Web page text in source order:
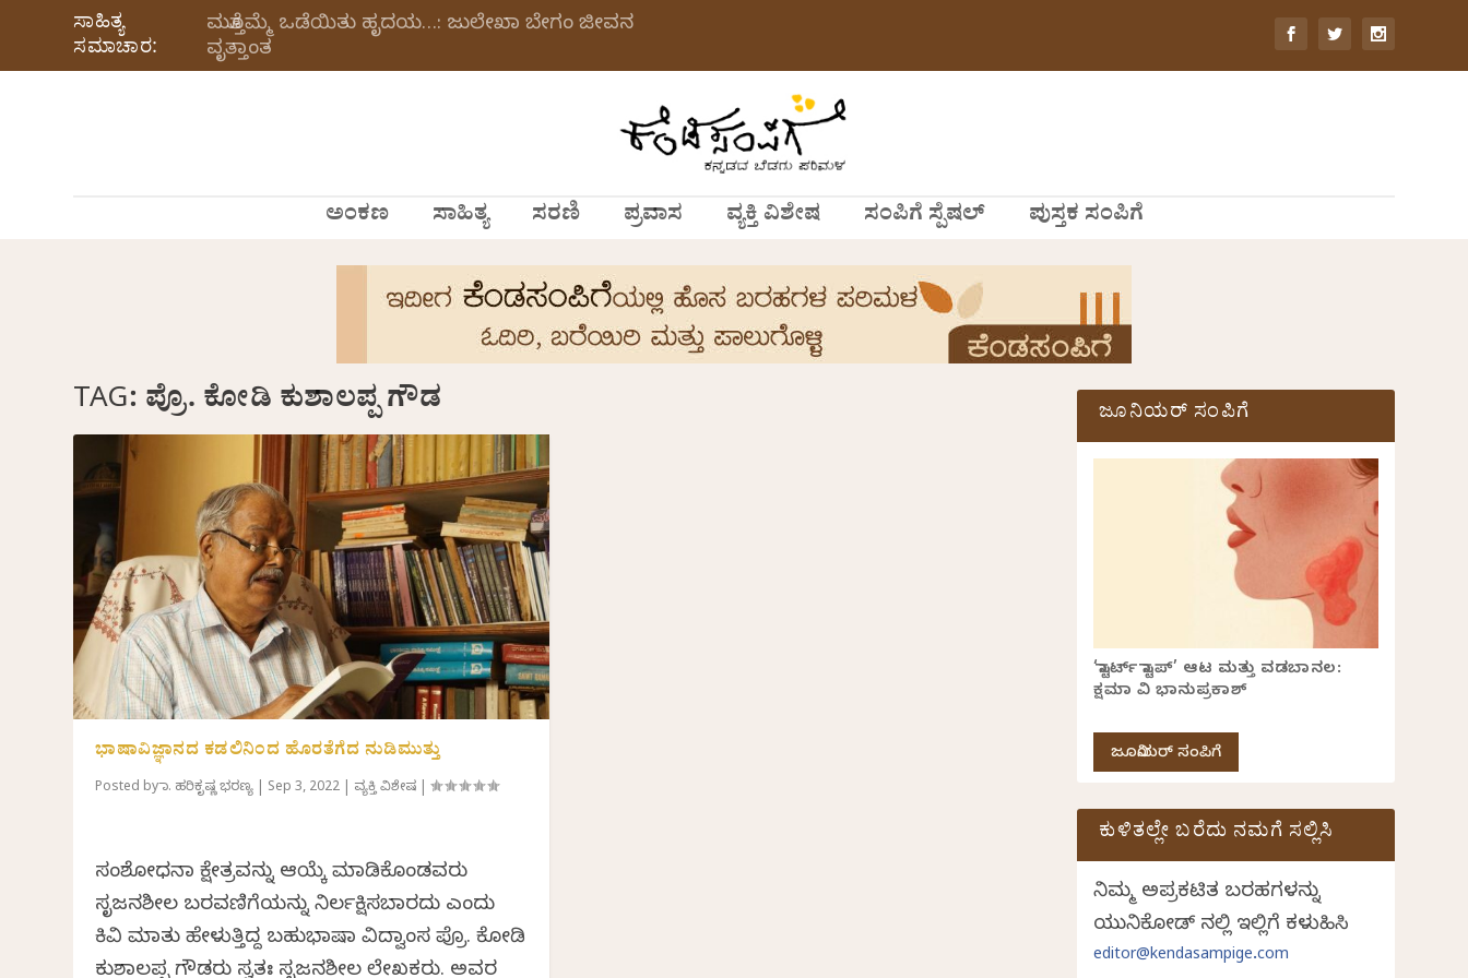
ಸಾಹಿತ್ಯ
ಸಮಾಚಾರ:
ಮತ್ತೊಮ್ಮೆ ಒಡೆಯಿತು ಹೃದಯ…: ಜುಲೇಖಾ ಬೇಗಂ ಜೀವನ
ವೃತ್ತಾಂತ
ಅಂಕಣ ಸಾಹಿತ್ಯ ಸರಣಿ ಪ್ರವಾಸ ವ್ಯಕ್ತಿ ವಿಶೇಷ ಸಂಪಿಗೆ ಸ್ಪೆಷಲ್ ಪುಸ್ತಕ ಸಂಪಿಗೆ
TAG: ಪ್ರೊ. ಕೋಡಿ ಕುಶಾಲಪ್ಪ ಗೌಡ
ಭಾಷಾವಿಜ್ಞಾನದ ಕಡಲಿನಿಂದ ಹೊರತೆಗೆದ ನುಡಿಮುತ್ತು
Posted byಡಾ. ಹರಿಕೃಷ್ಣ ಭರಣ್ಯ Sep 3, 2022 ವ್ಯಕ್ತಿ ವಿಶೇಷ |
ಸಂಶೋಧನಾ ಕ್ಷೇತ್ರವನ್ನು ಆಯ್ಕೆ ಮಾಡಿಕೊಂಡವರು
ಸೃಜನಶೀಲ ಬರವಣಿಗೆಯನ್ನು ನಿರ್ಲಕ್ಷಿಸಬಾರದು ಎಂದು
ಕಿವಿ ಮಾತು ಹೇಳುತ್ತಿದ್ದ ಬಹುಭಾಷಾ ವಿದ್ವಾಂಸ ಪ್ರೊ. ಕೋಡಿ
ಕುಶಾಲಪ್ಪ ಗೌಡರು ಸ್ವತಃ ಸೃಜನಶೀಲ ಲೇಖಕರು. ಅವರ
ಜೂನಿಯರ್ ಸಂಪಿಗೆ
‘ಸ್ಟಾರ್ಟ್ ಸ್ಟಾಪ್’ ಆಟ ಮತ್ತು ವಡಬಾನಲ:
ಕ್ಷಮಾ ವಿ ಭಾನುಪ್ರಕಾಶ್
ಜೂನಿಯರ್ ಸಂಪಿಗೆ
ಕುಳಿತಲ್ಲೇ ಬರೆದು ನಮಗೆ ಸಲ್ಲಿಸಿ
ನಿಮ್ಮ ಅಪ್ರಕಟಿತ ಬರಹಗಳನ್ನು
ಯುನಿಕೋಡ್ ನಲ್ಲಿ ಇಲ್ಲಿಗೆ ಕಳುಹಿಸಿ
editor@kendasampige.com